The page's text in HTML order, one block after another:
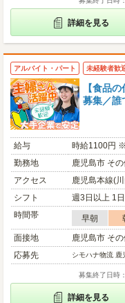
詳細を見る
アルバイト・パート 未経験者歓
【食品
募集／誰
給与
時給1100円
勤務地
鹿児島市 そ
アクセス
鹿児島本線(
シフト
週3日以上 1
時間帯
早朝
面接地
鹿児島市 そ
応募先
シモハナ物流 鹿
募集終了日時
詳細を見る